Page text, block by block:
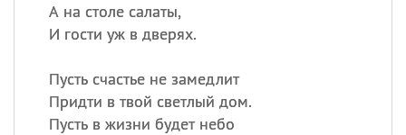
А на столе салаты,
И гости уж в дверях.
Пусть счастье не замедлит
Придти в твой светлый дом.
Пусть в жизни будет небо